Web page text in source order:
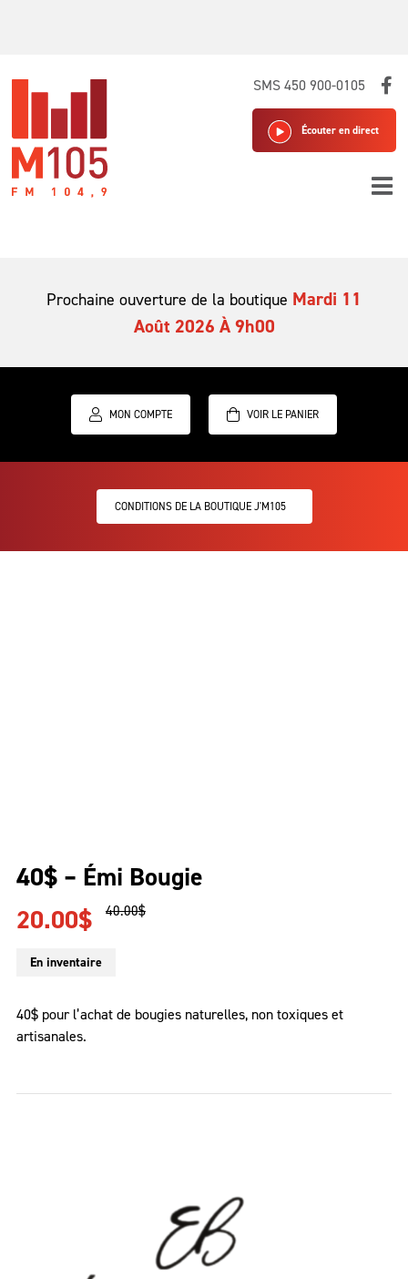
SMS 450 900-0105
Écouter en direct
Prochaine ouverture de la boutique Mardi 11
Août 2026 À 9h00
MON COMPTE
CONDITIONS DE LA BOUTIQUE J'M105
40$ – Émi Bougie
40.00$
Le
prix
initial
20.00$
Le
prix
actuel
En inventaire
40$ pour l’achat de bougies naturelles, non toxiques et
artisanales.